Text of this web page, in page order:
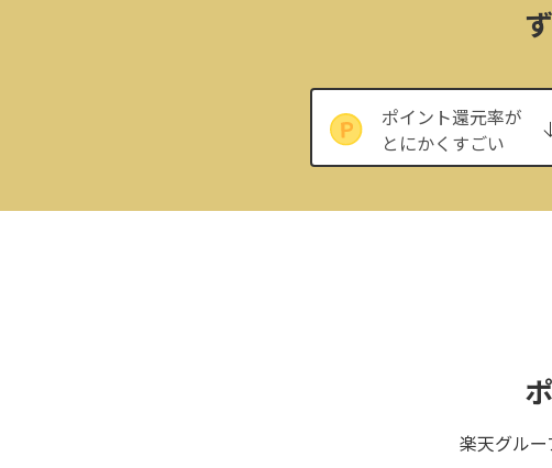
ポイント還元率が
とにかくすごい
楽天グルー